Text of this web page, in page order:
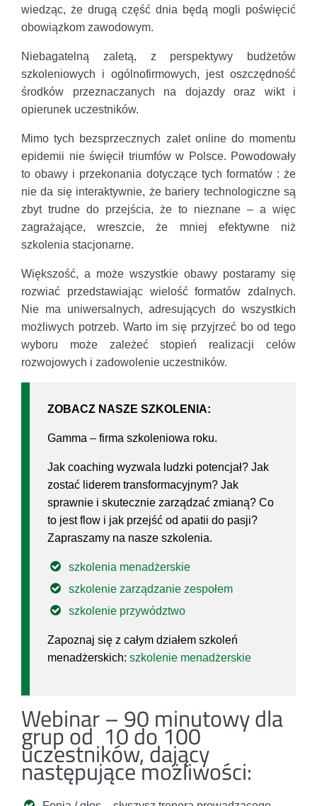
wiedząc, że drugą część dnia będą mogli poświęcić
obowiązkom zawodowym.
Niebagatelną zaletą, z perspektywy budżetów
szkoleniowych i ogólnofirmowych, jest oszczędność
środków przeznaczanych na dojazdy oraz wikt i
opierunek uczestników.
Mimo tych bezsprzecznych zalet online do momentu
epidemii nie święcił triumfów w Polsce. Powodowały
to obawy i przekonania dotyczące tych formatów : że
nie da się interaktywnie, że bariery technologiczne są
zbyt trudne do przejścia, że to nieznane – a więc
zagrażające, wreszcie, że mniej efektywne niż
szkolenia stacjonarne.
Większość, a może wszystkie obawy postaramy się
rozwiać przedstawiając wielość formatów zdalnych.
Nie ma uniwersalnych, adresujących do wszystkich
możliwych potrzeb. Warto im się przyjrzeć bo od tego
wyboru może zależeć stopień realizacji celów
rozwojowych i zadowolenie uczestników.
ZOBACZ NASZE SZKOLENIA:
Gamma – firma szkoleniowa roku.
Jak coaching wyzwala ludzki potencjał? Jak
zostać liderem transformacyjnym? Jak
sprawnie i skutecznie zarządzać zmianą? Co
to jest flow i jak przejść od apatii do pasji?
Zapraszamy na nasze szkolenia.
szkolenia menadżerskie
szkolenie zarządzanie zespołem
szkolenie przywództwo
Zapoznaj się z całym działem szkoleń
menadżerskich: szkolenie menadżerskie
Webinar – 90 minutowy dla
grup od 10 do 100
uczestników, dający
następujące możliwości: